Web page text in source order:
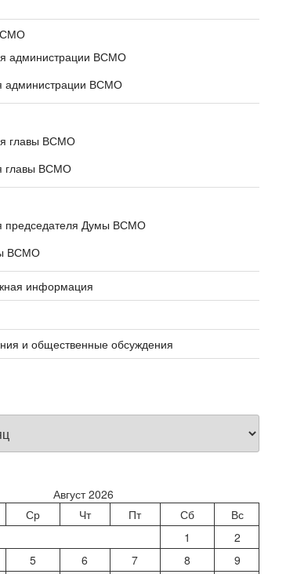
администрации ВСМО
администрации ВСМО
главы ВСМО
главы ВСМО
председателя Думы ВСМО
ВСМО
информация
и общественные обсуждения
Август 2026
Ср Чт Пт Сб
Вс
1
2
5 6 7 8
9